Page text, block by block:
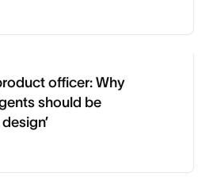
officer: Why
should be